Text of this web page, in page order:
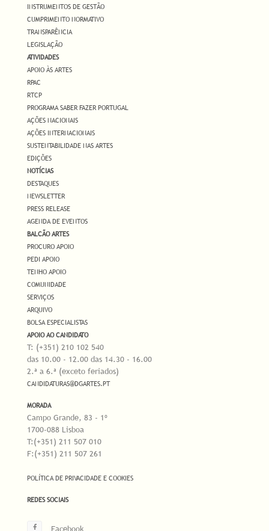
INSTRUMENTOS DE GESTÃO
CUMPRIMENTO NORMATIVO
TRANSPARÊNCIA
LEGISLAÇÃO
ATIVIDADES
APOIO ÀS ARTES
RPAC
RTCP
PROGRAMA SABER FAZER PORTUGAL
AÇÕES NACIONAIS
AÇÕES INTERNACIONAIS
SUSTENTABILIDADE NAS ARTES
EDIÇÕES
NOTÍCIAS
DESTAQUES
NEWSLETTER
PRESS RELEASE
AGENDA DE EVENTOS
BALCÃO ARTES
PROCURO APOIO
PEDI APOIO
TENHO APOIO
COMUNIDADE
SERVIÇOS
ARQUIVO
BOLSA ESPECIALISTAS
APOIO AO CANDIDATO
T: (+351) 210 102 540
das 10.00 - 12.00 das 14.30 - 16.00
2.ª a 6.ª (exceto feriados)
CANDIDATURAS@DGARTES.PT
MORADA
Campo Grande, 83 - 1º
1700-088 Lisboa
T:(+351) 211 507 010
F:(+351) 211 507 261
POLÍTICA DE PRIVACIDADE E COOKIES
REDES SOCIAIS
Facebook